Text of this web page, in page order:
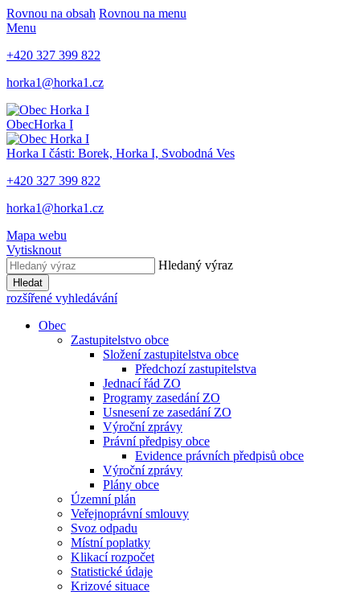
Rovnou na obsah Rovnou na menu
Menu
+420 327 399 822
horka1@horka1.cz
ObecHorka I
Horka I části: Borek, Horka I, Svobodná Ves
+420 327 399 822
horka1@horka1.cz
Mapa webu
Vytisknout
Hledaný výraz
Hledat
rozšířené vyhledávání
Obec
Zastupitelstvo obce
Složení zastupitelstva obce
Předchozí zastupitelstva
Jednací řád ZO
Programy zasedání ZO
Usnesení ze zasedání ZO
Výroční zprávy
Právní předpisy obce
Evidence právních předpisů obce
Výroční zprávy
Plány obce
Územní plán
Veřejnoprávní smlouvy
Svoz odpadu
Místní poplatky
Klikací rozpočet
Statistické údaje
Krizové situace